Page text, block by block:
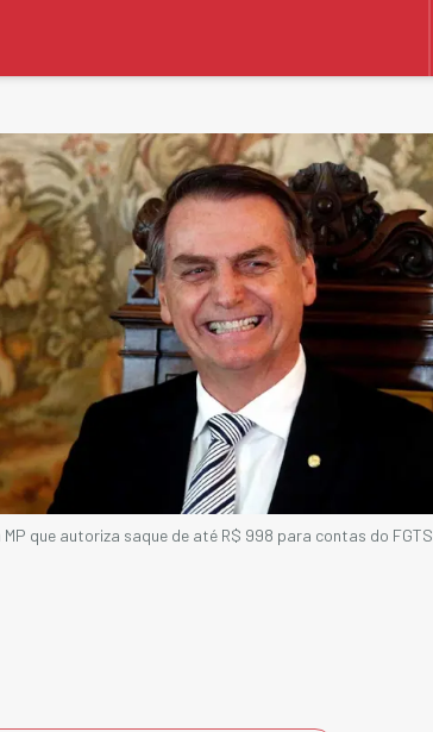
que autoriza saque de até R$ 998 para contas do FGTS